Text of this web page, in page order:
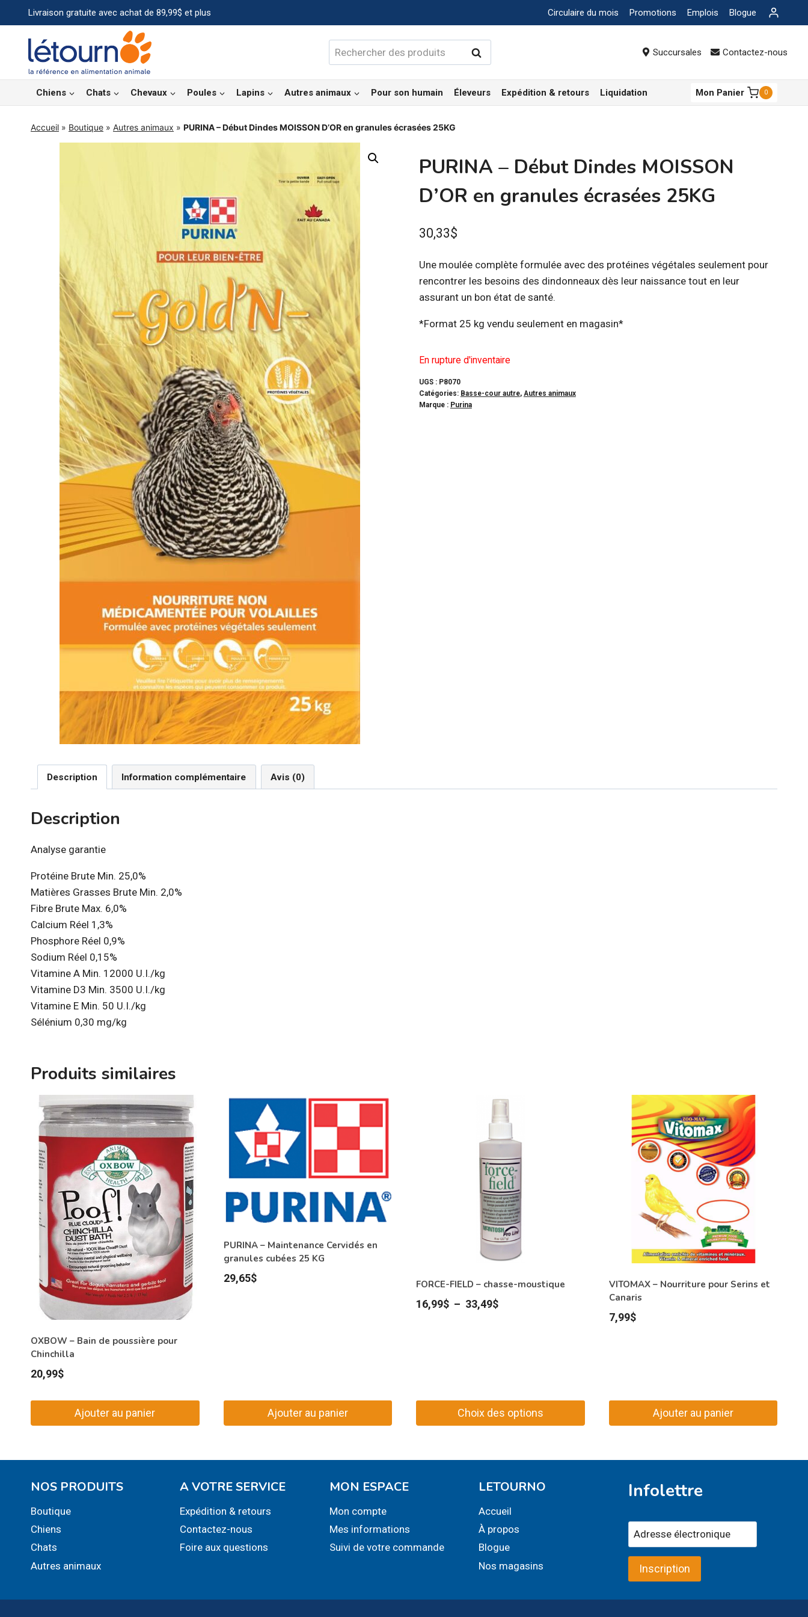
au
contenu
Livraison gratuite avec achat de 89,99$ et plus Circulaire du mois Promotions Emplois Blogue
Rechercher : Rechercher Succursales Contactez-nous
Chiens Chats Chevaux Poules Lapins Autres animaux Pour son humain Éleveurs Expédition & retours Liquidation Mon Panier 0
Accueil » Boutique » Autres animaux » PURINA – Début Dindes MOISSON D’OR en granules écrasées 25KG
PURINA – Début Dindes MOISSON
D’OR en granules écrasées 25KG
30,33$
Une moulée complète formulée avec des protéines végétales seulement pour
rencontrer les besoins des dindonneaux dès leur naissance tout en leur
assurant un bon état de santé.
*Format 25 kg vendu seulement en magasin*
En rupture d'inventaire
UGS : P8070
Catégories: Basse-cour autre, Autres animaux
Marque : Purina
Description Information complémentaire Avis (0)
Description
Analyse garantie
Protéine Brute Min. 25,0%
Matières Grasses Brute Min. 2,0%
Fibre Brute Max. 6,0%
Calcium Réel 1,3%
Phosphore Réel 0,9%
Sodium Réel 0,15%
Vitamine A Min. 12000 U.I./kg
Vitamine D3 Min. 3500 U.I./kg
Vitamine E Min. 50 U.I./kg
Sélénium 0,30 mg/kg
Produits similaires
OXBOW – Bain de poussière pour
Chinchilla
20,99$
Ajouter au panier
PURINA – Maintenance Cervidés en
granules cubées 25 KG
29,65$
Ajouter au panier
FORCE-FIELD – chasse-moustique
16,99$ – 33,49$Plage
Choix des options
peuvent
VITOMAX – Nourriture pour Serins et
Canaris
7,99$
Ajouter au panier
NOS PRODUITS
Boutique
Chiens
Chats
Autres animaux
A VOTRE SERVICE
Expédition & retours
Contactez-nous
Foire aux questions
MON ESPACE
Mon compte
Mes informations
Suivi de votre commande
LETOURNO
Accueil
À propos
Blogue
Nos magasins
Infolettre
Inscription